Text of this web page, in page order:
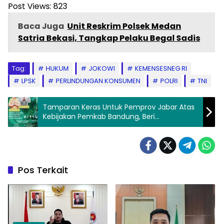
Post Views: 823
Baca Juga Unit Reskrim Polsek Medan
Satria Bekasi, Tangkap Pelaku Begal Sadis
Tag: HUKUM JOKOWI
KEMENSESNEG RI
LPSK
PERLINDUNGAN KONSUMEN POLRI TNI
Tamparan Keras Untuk Pemprov Jabar Atas
Kebijakan Pemkab Bandung, Beri
Penghapusan Sanksi Administratif Denda
Pos Terkait